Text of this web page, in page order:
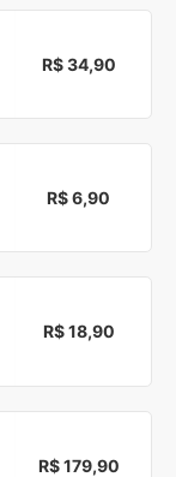
R$ 34,90
R$ 6,90
R$ 18,90
R$ 179,90